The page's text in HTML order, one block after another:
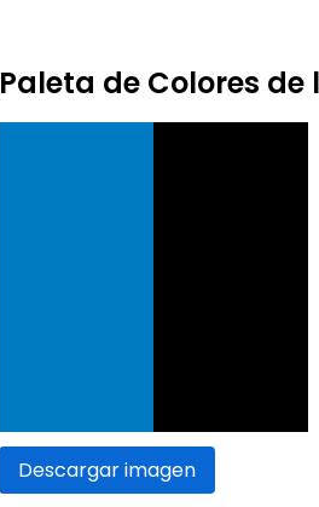
Paleta de Colores
Descargar imagen